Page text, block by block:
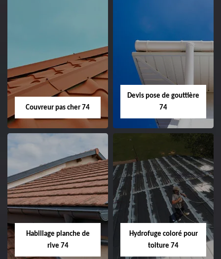
Couvreur pas cher 74
Devis pose de gouttière
74
Habillage planche de
rive 74
Hydrofuge coloré pour
toiture 74